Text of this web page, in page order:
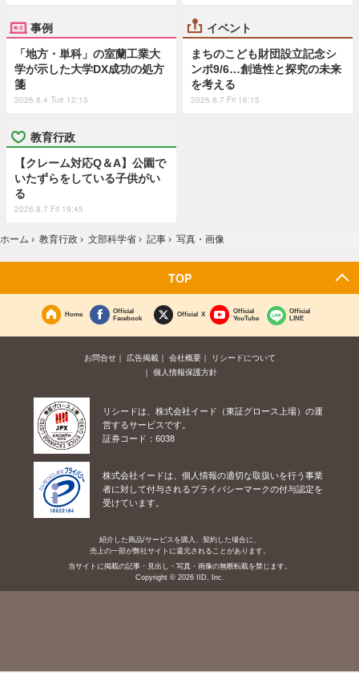
事例
「地方・単科」の室蘭工業大
学が示した大学DX成功の処方
箋
2026.8.4 Tue 12:15
イベント
まちのこども財団設立記念シ
ンポ9/6…創造性と探究の未来
を考える
2026.8.7 Fri 16:15
教育行政
【クレーム対応Q＆A】公園で
いたずらをしている子供がい
る
2026.8.7 Fri 19:45
ホーム › 教育行政 › 文部科学省 › 記事 › 写真・画像
TOP
Home
Official
Facebook
Official X
Official
YouTube
Official
LINE
お問合せ 広告掲載 会社概要
リシードについて
個人情報保護方針
リシードは、株式会社イード（東証グロース上場）の運
営するサービスです。
証券コード：6038
株式会社イードは、個人情報の適切な取扱いを行う事業
者に対して付与されるプライバシーマークの付与認定を
受けています。
紹介した商品/サービスを購入、契約した場合に、
売上の一部が弊社サイトに還元されることがあります。
当サイトに掲載の記事・見出し・写真・画像の無断転載を禁じます。
Copyright © 2026 IID, Inc.